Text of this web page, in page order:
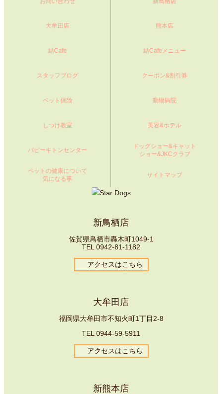
大牟田店 熊本店
結Cafe 結Cafeメニュー
スタッフブログ クーポン&割引券
ペット保険 動物病院
しつけ教室 美容&ホテル
パピーキトンセンター
ドッグショー&キャット
ショー&JKCクラブ
ペットの健康について
気になる事
サイトマップ
新鳥栖店
佐賀県鳥栖市轟木町1049-1
TEL 0942-81-1182
アクセスはこちら
大牟田店
福岡県大牟田市不知火町1丁目2-8
TEL 0944-59-5911
アクセスはこちら
新熊本店